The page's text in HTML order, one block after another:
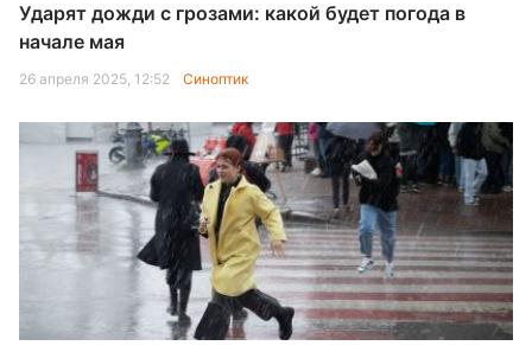
Ударят дожди с грозами: какой будет погода в
начале мая
26 апреля 2025, 12:52 Синоптик